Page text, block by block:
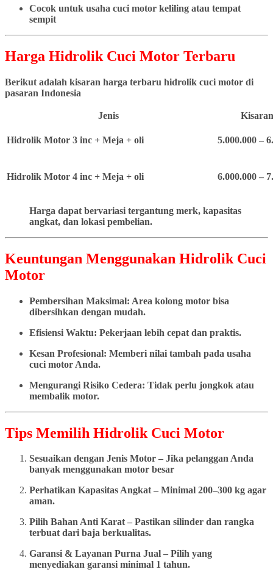
Cocok untuk usaha cuci motor keliling atau tempat
sempit
Harga Hidrolik Cuci Motor Terbaru
Berikut adalah kisaran harga terbaru hidrolik cuci motor di
pasaran Indonesia
Jenis
Hidrolik Motor 3 inc + Meja + oli 5.000.000 –
Hidrolik Motor 4 inc + Meja + oli 6.000.000 –
Harga dapat bervariasi tergantung merk, kapasitas
angkat, dan lokasi pembelian.
Keuntungan Menggunakan Hidrolik Cuci
Motor
Pembersihan Maksimal: Area kolong motor bisa
dibersihkan dengan mudah.
Efisiensi Waktu: Pekerjaan lebih cepat dan praktis.
Kesan Profesional: Memberi nilai tambah pada usaha
cuci motor Anda.
Mengurangi Risiko Cedera: Tidak perlu jongkok atau
membalik motor.
Tips Memilih Hidrolik Cuci Motor
Sesuaikan dengan Jenis Motor – Jika pelanggan Anda
banyak menggunakan motor besar
Perhatikan Kapasitas Angkat – Minimal 200–300 kg agar
aman.
Pilih Bahan Anti Karat – Pastikan silinder dan rangka
terbuat dari baja berkualitas.
Garansi & Layanan Purna Jual – Pilih yang
menyediakan garansi minimal 1 tahun.